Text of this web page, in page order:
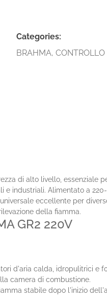
Categories:
BRAHMA,
di alto livello, essenziale
industriali. Alimentato a
eccellente per
della fiamma.
GR2 220V
d'aria calda, idropulitrici e
camera di combustione.
stabile dopo l'inizio